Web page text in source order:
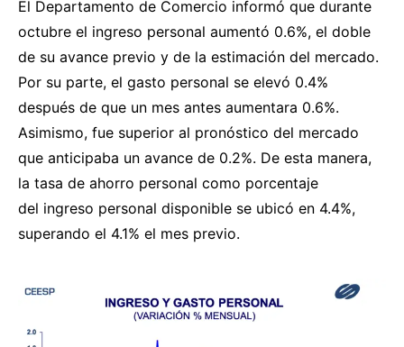
El Departamento de Comercio informó que durante
octubre el ingreso personal aumentó 0.6%, el doble
de su avance previo y de la estimación del mercado.
Por su parte, el gasto personal se elevó 0.4%
después de que un mes antes aumentara 0.6%.
Asimismo, fue superior al pronóstico del mercado
que anticipaba un avance de 0.2%. De esta manera,
la tasa de ahorro personal como porcentaje
del ingreso personal disponible se ubicó en 4.4%,
superando el 4.1% el mes previo.